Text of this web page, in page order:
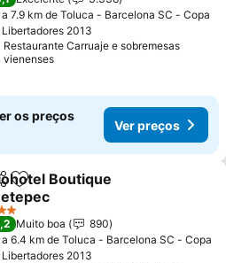
a 7.9 km de Toluca - Barcelona SC - Copa
Libertadores 2013
Restaurante Carruaje e sobremesas
vienenses
os preços
Ver preços
Adicionar aos favoritos
Boutique
preços
Muito boa
890
a 6.4 km de Toluca - Barcelona SC - Copa
Libertadores 2013